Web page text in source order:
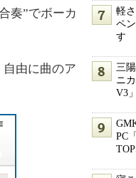
奏”でボーカ
由に曲のア
軽
ペ
す
三
ニ
V3
PC